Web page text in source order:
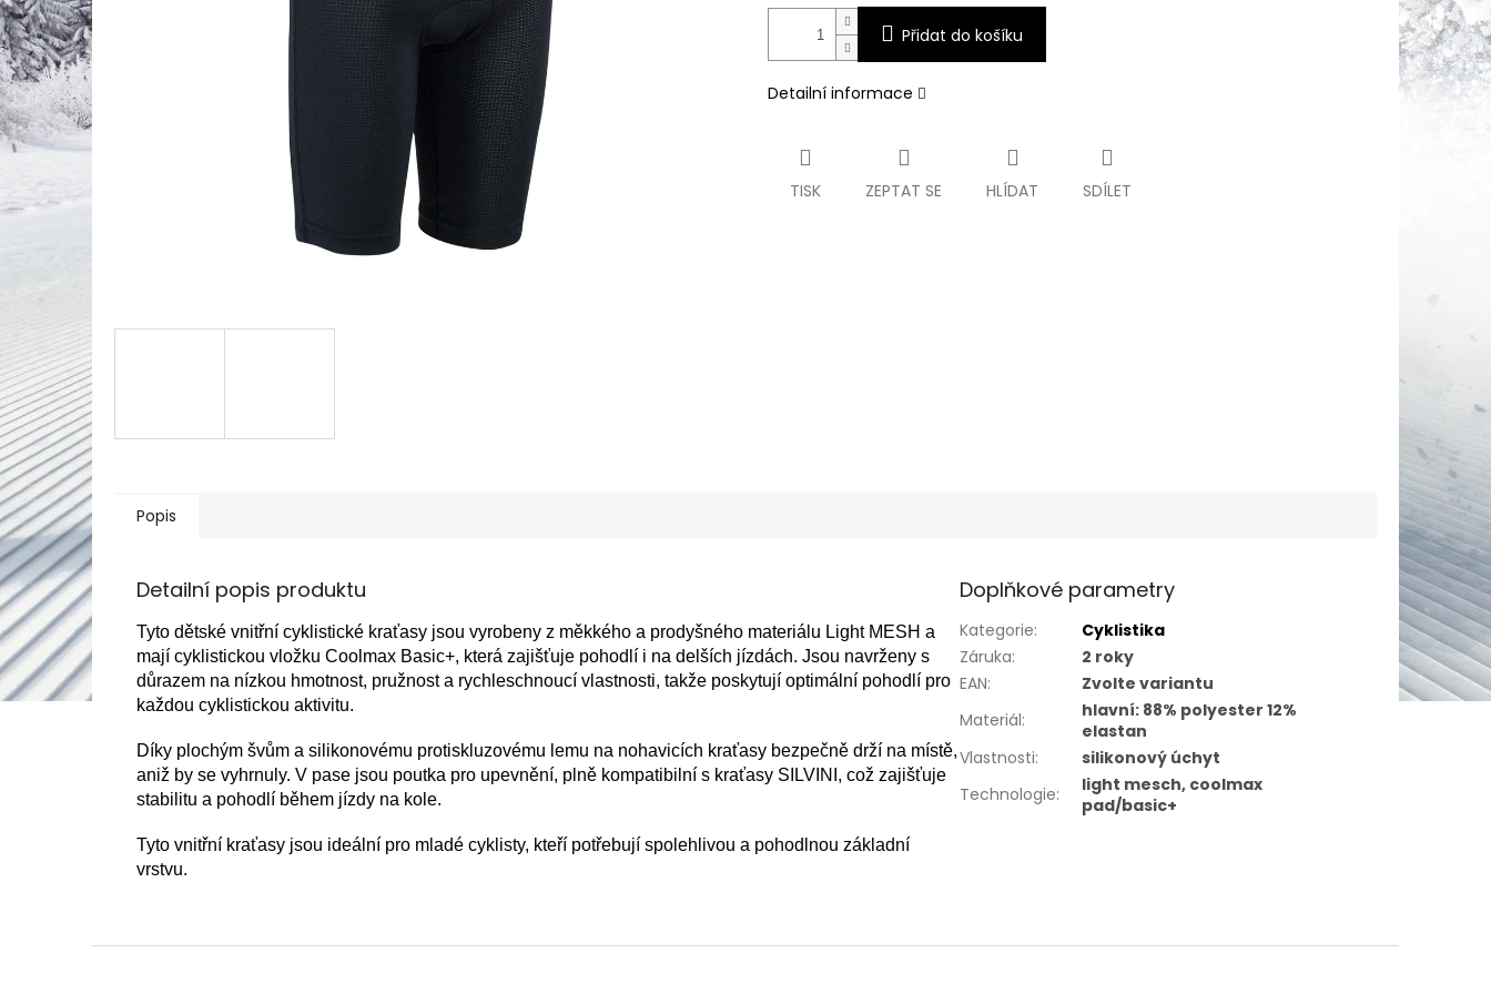
Přidat do košíku
Detailní informace
TISK ZEPTAT SE HLÍDAT SDÍLET
Popis
Detailní popis produktu
Tyto dětské vnitřní cyklistické kraťasy jsou vyrobeny z měkkého a prodyšného materiálu Light MESH a
mají cyklistickou vložku Coolmax Basic+, která zajišťuje pohodlí i na delších jízdách. Jsou navrženy s
důrazem na nízkou hmotnost, pružnost a rychleschnoucí vlastnosti, takže poskytují optimální pohodlí pro
každou cyklistickou aktivitu.
Díky plochým švům a silikonovému protiskluzovému lemu na nohavicích kraťasy bezpečně drží na místě,
aniž by se vyhrnuly. V pase jsou poutka pro upevnění, plně kompatibilní s kraťasy SILVINI, což zajišťuje
stabilitu a pohodlí během jízdy na kole.
Tyto vnitřní kraťasy jsou ideální pro mladé cyklisty, kteří potřebují spolehlivou a pohodlnou základní
vrstvu.
Doplňkové parametry
Kategorie:
Cyklistika
Záruka:
2 roky
EAN:
Zvolte variantu
Materiál:
hlavní: 88% polyester 12%
elastan
Vlastnosti:
silikonový úchyt
Technologie:
light mesch, coolmax
pad/basic+